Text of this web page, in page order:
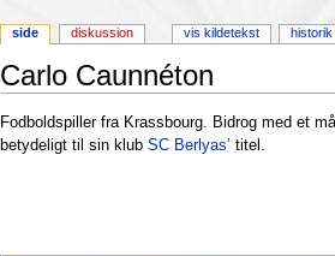
Carlo Caunnéton
Fodboldspiller fra Krassbourg. Bidrog med et
betydeligt til sin klub SC Berlyas’ titel.
side diskussion vis kildetekst historik